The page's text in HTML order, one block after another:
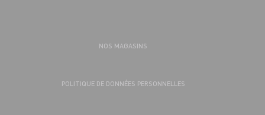
NOS MAGASINS
POLITIQUE DE DONNÉES PERSONNELLES